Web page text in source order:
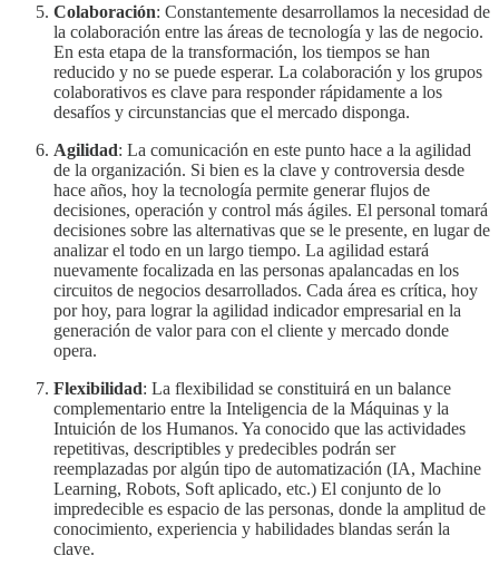
Colaboración: Constantemente desarrollamos la necesidad de
la colaboración entre las áreas de tecnología y las de negocio.
En esta etapa de la transformación, los tiempos se han
reducido y no se puede esperar. La colaboración y los grupos
colaborativos es clave para responder rápidamente a los
desafíos y circunstancias que el mercado disponga.
Agilidad: La comunicación en este punto hace a la agilidad
de la organización. Si bien es la clave y controversia desde
hace años, hoy la tecnología permite generar flujos de
decisiones, operación y control más ágiles. El personal tomará
decisiones sobre las alternativas que se le presente, en lugar de
analizar el todo en un largo tiempo. La agilidad estará
nuevamente focalizada en las personas apalancadas en los
circuitos de negocios desarrollados. Cada área es crítica, hoy
por hoy, para lograr la agilidad indicador empresarial en la
generación de valor para con el cliente y mercado donde
opera.
Flexibilidad: La flexibilidad se constituirá en un balance
complementario entre la Inteligencia de la Máquinas y la
Intuición de los Humanos. Ya conocido que las actividades
repetitivas, descriptibles y predecibles podrán ser
reemplazadas por algún tipo de automatización (IA, Machine
Learning, Robots, Soft aplicado, etc.) El conjunto de lo
impredecible es espacio de las personas, donde la amplitud de
conocimiento, experiencia y habilidades blandas serán la
clave.